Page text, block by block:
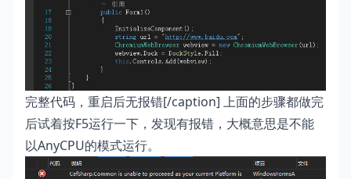
完整代码，重启后无报错[/caption] 上面的步骤都做完
后试着按F5运行一下，发现有报错，大概意思是不能
以AnyCPU的模式运行。